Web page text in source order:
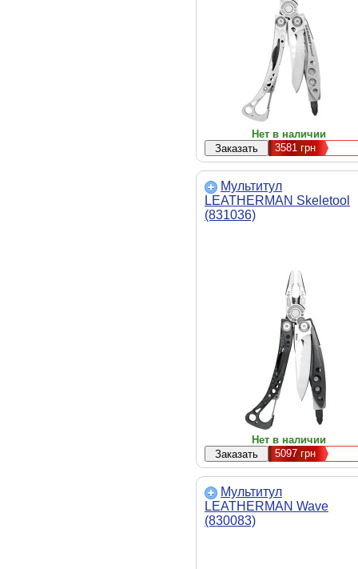
Нет в наличии
3581 грн
Мультитул
LEATHERMAN Skeletool
(831036)
Нет в наличии
5097 грн
Мультитул
LEATHERMAN Wave
(830083)